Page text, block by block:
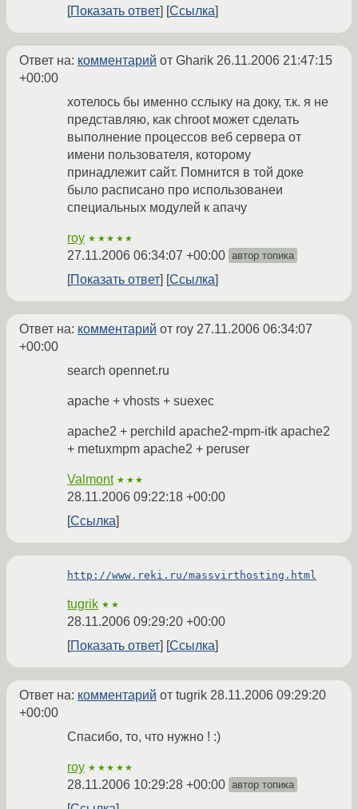
Показать ответ
Ссылка
Ответ на: комментарий от Gharik 26.11.2006 21:47:15
+00:00
хотелось бы именно сслыку на доку, т.к. я не
представляю, как chroot может сделать
выполнение процессов веб сервера от
имени пользователя, которому
принадлежит сайт. Помнится в той доке
было расписано про использованеи
специальных модулей к апачу
roy ★★★★★
27.11.2006 06:34:07 +00:00 автор топика
Показать ответ Ссылка
Ответ на: комментарий от roy 27.11.2006 06:34:07
+00:00
search opennet.ru
apache + vhosts + suexec
apache2 + perchild apache2-mpm-itk apache2
+ metuxmpm apache2 + peruser
Valmont ★★★
28.11.2006 09:22:18 +00:00
Ссылка
http://www.reki.ru/massvirthosting.html
tugrik ★★
28.11.2006 09:29:20 +00:00
Показать ответ
Ссылка
Ответ на: комментарий от tugrik 28.11.2006 09:29:20
+00:00
Спасибо, то, что нужно ! :)
roy ★★★★★
28.11.2006 10:29:28 +00:00 автор топика